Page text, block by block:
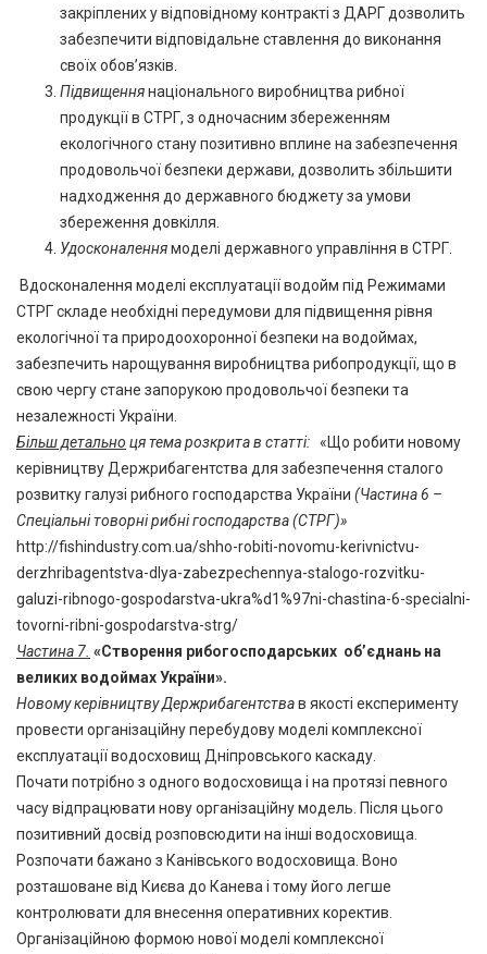
закріплених у відповідному контракті з ДАРГ дозволить
забезпечити відповідальне ставлення до виконання
своїх обов’язків.
Підвищеннянаціонального виробництва рибної
продукції в СТРГ, з одночасним збереженням
екологічного стану позитивно вплине на забезпечення
продовольчої безпеки держави, дозволить збільшити
надходження до державного бюджету за умови
збереження довкілля.
Удосконаленнямоделі державного управління в СТРГ.
Вдосконалення моделі експлуатації водойм під Режимами
СТРГ складе необхідні передумови для підвищення рівня
екологічної та природоохоронної безпеки на водоймах,
забезпечить нарощування виробництва рибопродукції, що в
свою чергу стане запорукою продовольчої безпеки та
незалежності України.
Більш детально ця тема розкрита в статті: «Що робити новому
керівництву Держрибагентства для забезпечення сталого
розвитку галузі рибного господарства України (Частина 6 –
Спеціальні товорні рибні господарства (СТРГ)»
http://fishindustry.com.ua/shho-robiti-novomu-kerivnictvu-
derzhribagentstva-dlya-zabezpechennya-stalogo-rozvitku-
galuzi-ribnogo-gospodarstva-ukra%d1%97ni-chastina-6-specialni-
tovorni-ribni-gospodarstva-strg/
Частина 7. «Створення рибогосподарських об’єднань на
великих водоймах України».
Новому керівництву Держрибагентствав якості експерименту
провести організаційну перебудову моделі комплексної
експлуатації водосховищ Дніпровського каскаду.
Почати потрібно з одного водосховища і на протязі певного
часу відпрацювати нову організаційну модель. Після цього
позитивний досвід розповсюдити на інші водосховища.
Розпочати бажано з Канівського водосховища. Воно
розташоване від Києва до Канева і тому його легше
контролювати для внесення оперативних коректив.
Організаційною формою нової моделі комплексної